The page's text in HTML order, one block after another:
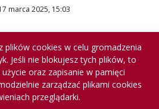
marca 2025, 15:03
plików cookies w celu gromadzenia
Jeśli nie blokujesz tych plików, to
oraz zapisanie w pamięci
zarządzać plikami cookies
przeglądarki.